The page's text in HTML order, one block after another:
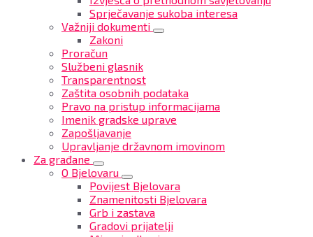
Sprječavanje sukoba interesa
Važniji dokumenti
Zakoni
Proračun
Službeni glasnik
Transparentnost
Zaštita osobnih podataka
Pravo na pristup informacijama
Imenik gradske uprave
Zapošljavanje
Upravljanje državnom imovinom
Za građane
O Bjelovaru
Povijest Bjelovara
Znamenitosti Bjelovara
Grb i zastava
Gradovi prijatelji